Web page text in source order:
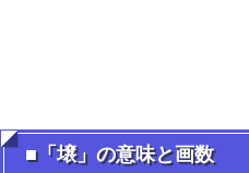
■「壌」の意味と画数